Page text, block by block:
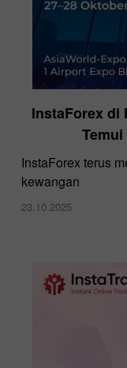
InstaForex di
InstaForex terus
kewangan
23.10.2025